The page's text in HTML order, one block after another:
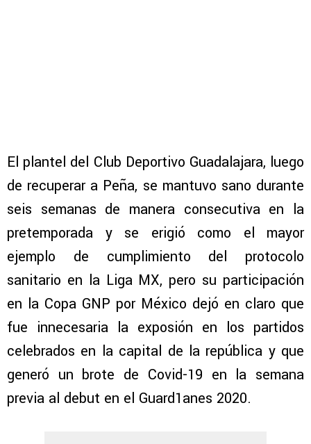
El plantel del Club Deportivo Guadalajara, luego
de recuperar a Peña, se mantuvo sano durante
seis semanas de manera consecutiva en la
pretemporada y se erigió como el mayor
ejemplo de cumplimiento del protocolo
sanitario en la Liga MX, pero su participación
en la Copa GNP por México dejó en claro que
fue innecesaria la exposión en los partidos
celebrados en la capital de la república y que
generó un brote de Covid-19 en la semana
previa al debut en el Guard1anes 2020.